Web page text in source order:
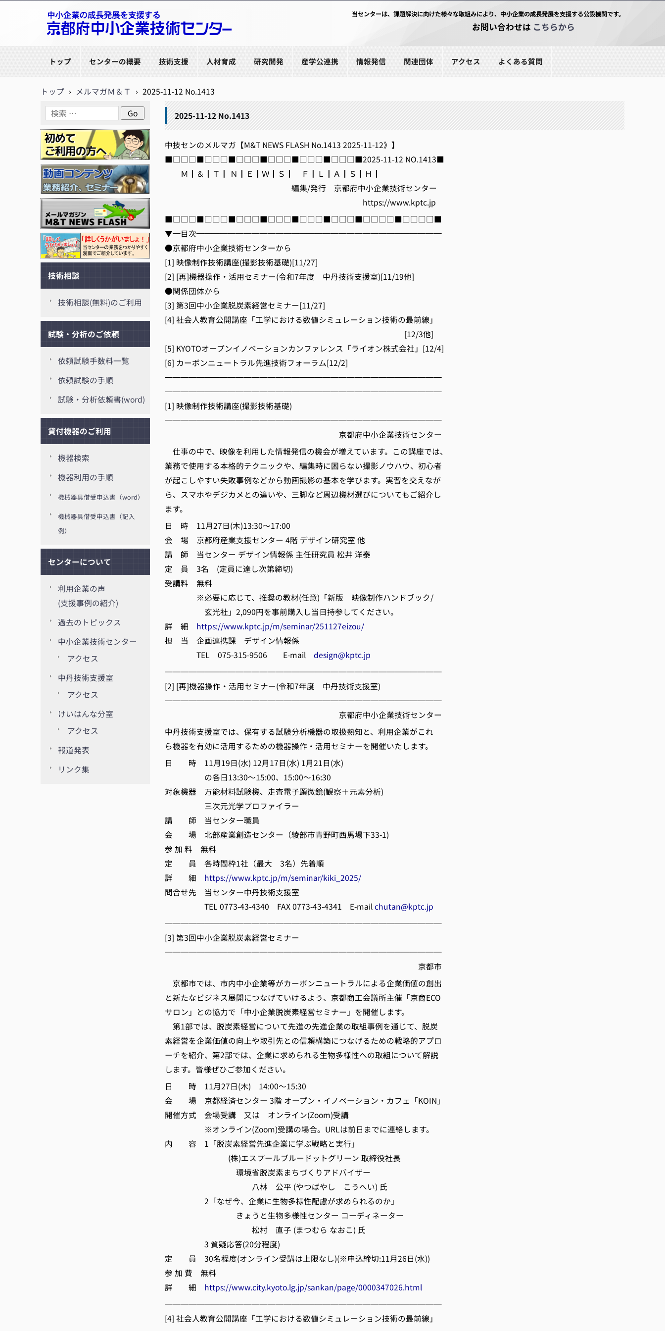
当センターは、課題解決に向けた様々な取組みにより、中小企業の成長発展を支援する公設機関です。
お問い合わせは こちらから
トップ センターの概要 技術支援 人材育成 研究開発 産学公連携 情報発信 関連団体 アクセス よくある質問
トップ › メルマガＭ＆Ｔ › 2025-11-12 No.1413
2025-11-12 No.1413
中技センのメルマガ【M&T NEWS FLASH No.1413 2025-11-12》】
■□□□■□□□■□□□■□□□■□□□■□□□■2025-11-12 NO.1413■
Ｍ┃＆┃Ｔ┃ Ｎ┃Ｅ┃Ｗ┃Ｓ┃ Ｆ┃Ｌ┃Ａ┃Ｓ┃Ｈ┃
編集/発行 京都府中小企業技術センター
https://www.kptc.jp
■□□□■□□□■□□□■□□□■□□□■□□□■□□□□■□□□□■
▼━目次━━━━━━━━━━━━━━━━━━━━━━━━━━━━━━━
●京都府中小企業技術センターから
[1] 映像制作技術講座(撮影技術基礎)[11/27]
[2] [再]機器操作・活用セミナー(令和7年度 中丹技術支援室)[11/19他]
●関係団体から
[3] 第3回中小企業脱炭素経営セミナー[11/27]
[4] 社会人教育公開講座「工学における数値シミュレーション技術の最前線」
[12/3他]
[5] KYOTOオープンイノベーションカンファレンス「ライオン株式会社」[12/4]
[6] カーボンニュートラル先進技術フォーラム[12/2]
━━━━━━━━━━━━━━━━━━━━━━━━━━━━━━━━━━━
───────────────────────────────────
[1] 映像制作技術講座(撮影技術基礎)
───────────────────────────────────
京都府中小企業技術センター
仕事の中で、映像を利用した情報発信の機会が増えています。この講座では、
業務で使用する本格的テクニックや、編集時に困らない撮影ノウハウ、初心者
が起こしやすい失敗事例などから動画撮影の基本を学びます。実習を交えなが
ら、スマホやデジカメとの違いや、三脚など周辺機材選びについてもご紹介し
ます。
日 時 11月27日(木)13:30～17:00
会 場 京都府産業支援センター 4階 デザイン研究室 他
講 師 当センター デザイン情報係 主任研究員 松井 洋泰
定 員 3名 (定員に達し次第締切)
受講料 無料
※必要に応じて、推奨の教材(任意)「新版 映像制作ハンドブック/
玄光社」2,090円を事前購入し当日持参してください。
詳 細 https://www.kptc.jp/m/seminar/251127eizou/
担 当 企画連携課 デザイン情報係
TEL 075-315-9506 E-mail design@kptc.jp
───────────────────────────────────
[2] [再]機器操作・活用セミナー(令和7年度 中丹技術支援室)
───────────────────────────────────
京都府中小企業技術センター
中丹技術支援室では、保有する試験分析機器の取扱熟知と、利用企業がこれ
ら機器を有効に活用するための機器操作・活用セミナーを開催いたします。
日 時 11月19日(水) 12月17日(水) 1月21日(水)
の各日13:30～15:00、15:00～16:30
対象機器 万能材料試験機、走査電子顕微鏡(観察＋元素分析)
三次元光学プロファイラー
講 師 当センター職員
会 場 北部産業創造センター（綾部市青野町西馬場下33-1)
参 加 料 無料
定 員 各時間枠1社（最大 3名）先着順
詳 細 https://www.kptc.jp/m/seminar/kiki_2025/
問合せ先 当センター中丹技術支援室
TEL 0773-43-4340 FAX 0773-43-4341 E-mailchutan@kptc.jp
───────────────────────────────────
[3] 第3回中小企業脱炭素経営セミナー
───────────────────────────────────
京都市
京都市では、市内中小企業等がカーボンニュートラルによる企業価値の創出
と新たなビジネス展開につなげていけるよう、京都商工会議所主催「京商ECO
サロン」との協力で「中小企業脱炭素経営セミナー」を開催します。
第1部では、脱炭素経営について先進の先進企業の取組事例を通じて、脱炭
素経営を企業価値の向上や取引先との信頼構築につなげるための戦略的アプロ
ーチを紹介、第2部では、企業に求められる生物多様性への取組について解説
します。皆様ぜひご参加ください。
日 時 11月27日(木) 14:00～15:30
会 場 京都経済センター 3階 オープン・イノベーション・カフェ「KOIN」
開催方式 会場受講 又は オンライン(Zoom)受講
※オンライン(Zoom)受講の場合。URLは前日までに連絡します。
内 容 1「脱炭素経営先進企業に学ぶ戦略と実行」
(株)エスプールブルードットグリーン 取締役社長
環境省脱炭素まちづくりアドバイザー
八林 公平 (やつばやし こうへい) 氏
2「なぜ今、企業に生物多様性配慮が求められるのか」
きょうと生物多様性センター コーディネーター
松村 直子 (まつむら なおこ) 氏
3 質疑応答(20分程度)
定 員 30名程度(オンライン受講は上限なし)(※申込締切:11月26日(水))
参 加 費 無料
詳 細 https://www.city.kyoto.lg.jp/sankan/page/0000347026.html
───────────────────────────────────
[4] 社会人教育公開講座「工学における数値シミュレーション技術の最前線」
技術相談
技術相談(無料)のご利用
試験・分析のご依頼
依頼試験手数料一覧
依頼試験の手順
試験・分析依頼書(word)
貸付機器のご利用
機器検索
機器利用の手順
機械器具借受申込書（word）
機械器具借受申込書（記入
例）
センターについて
利用企業の声
(支援事例の紹介)
過去のトピックス
中小企業技術センター
アクセス
中丹技術支援室
アクセス
けいはんな分室
アクセス
報道発表
リンク集